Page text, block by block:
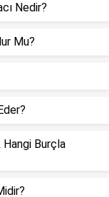
Nedir?
Mu?
Burçla